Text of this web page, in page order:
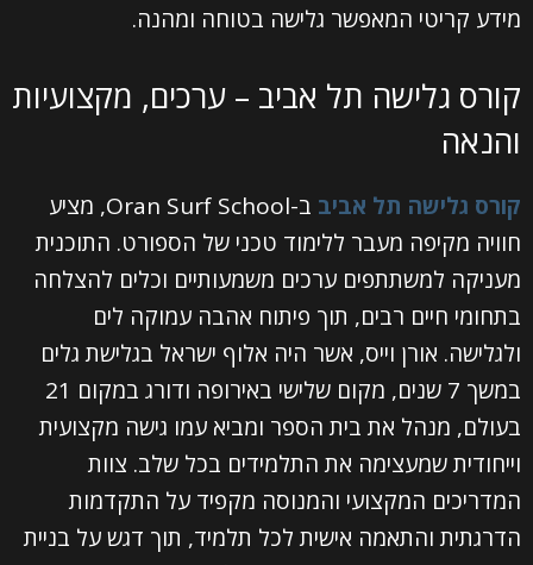
מידע קריטי המאפשר גלישה בטוחה ומהנה.
קורס גלישה תל אביב – ערכים, מקצועיות
והנאה
קורס גלישה תל אביב
ב-Oran Surf School, מציע
חוויה מקיפה מעבר ללימוד טכני של הספורט. התוכנית
מעניקה למשתתפים ערכים משמעותיים וכלים להצלחה
בתחומי חיים רבים, תוך פיתוח אהבה עמוקה לים
ולגלישה. אורן וייס, אשר היה אלוף ישראל בגלישת גלים
במשך 7 שנים, מקום שלישי באירופה ודורג במקום 21
בעולם, מנהל את בית הספר ומביא עמו גישה מקצועית
וייחודית שמעצימה את התלמידים בכל שלב. צוות
המדריכים המקצועי והמנוסה מקפיד על התקדמות
הדרגתית והתאמה אישית לכל תלמיד, תוך דגש על בניית